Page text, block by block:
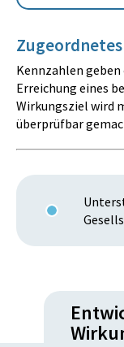
Kennzahlen
Erreichung eines
Wirkungsziel wird
überprüfbar